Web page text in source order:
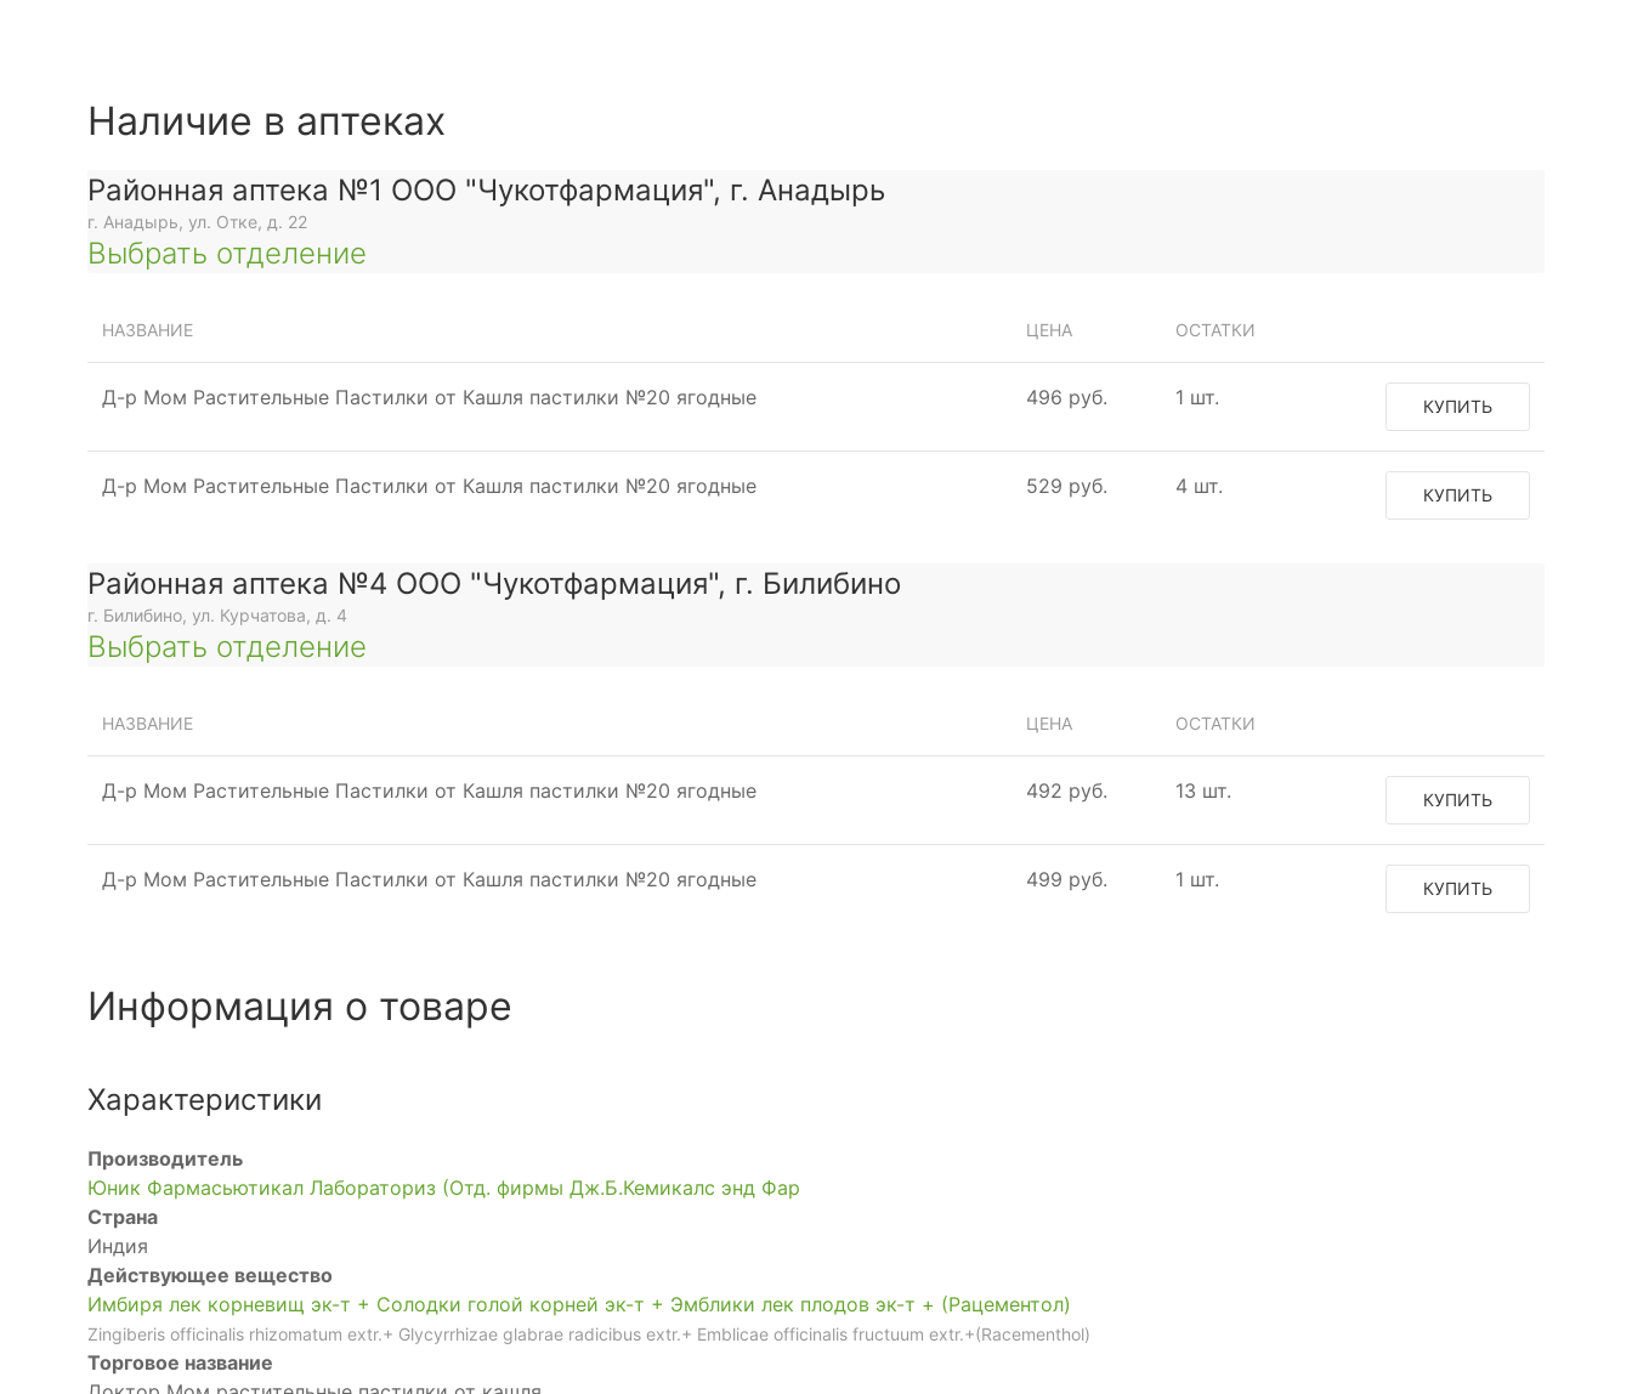
Наличие в аптеках
Районная аптека №1 ООО "Чукотфармация", г. Анадырь
г. Анадырь, ул. Отке, д. 22
Выбрать отделение
НАЗВАНИЕ ЦЕНА ОСТАТКИ
Д-р Мом Растительные Пастилки от Кашля пастилки №20 ягодные 496 руб. 1 шт. КУПИТЬ
Д-р Мом Растительные Пастилки от Кашля пастилки №20 ягодные 529 руб. 4 шт. КУПИТЬ
Районная аптека №4 ООО "Чукотфармация", г. Билибино
г. Билибино, ул. Курчатова, д. 4
Выбрать отделение
НАЗВАНИЕ ЦЕНА ОСТАТКИ
Д-р Мом Растительные Пастилки от Кашля пастилки №20 ягодные 492 руб. 13 шт. КУПИТЬ
Д-р Мом Растительные Пастилки от Кашля пастилки №20 ягодные 499 руб. 1 шт. КУПИТЬ
Информация о товаре
Характеристики
Производитель
Юник Фармасьютикал Лабораториз (Отд. фирмы Дж.Б.Кемикалс энд Фар
Страна
Индия
Действующее вещество
Имбиря лек корневищ эк-т + Солодки голой корней эк-т + Эмблики лек плодов эк-т + (Рацементол)
Zingiberis officinalis rhizomatum extr.+ Glycyrrhizae glabrae radicibus extr.+ Emblicae officinalis fructuum extr.+(Racementhol)
Торговое название